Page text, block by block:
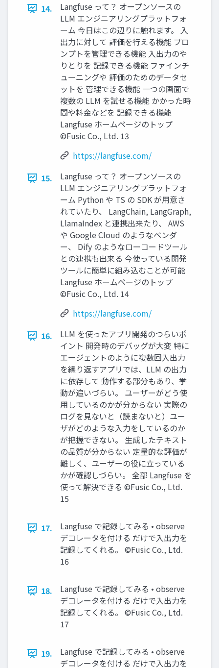
14.
Langfuse って？ オープンソースの
LLM エンジニアリングプラットフォ
ーム 今日はこの辺りに触れます。 入
出力に対して 評価を行える機能 プロ
ンプトを管理できる機能 入出力のや
りとりを 記録できる機能 ファインチ
ューニングや 評価のためのデータセ
ットを 管理できる機能 一つの画面で
複数の LLM を試せる機能 かかった時
間や料金などを 記録できる機能
Langfuse ホームページのトップ
©Fusic Co., Ltd. 13
https://langfuse.com/
15.
Langfuse って？ オープンソースの
LLM エンジニアリングプラットフォ
ーム Python や TS の SDK が用意さ
れていたり、 LangChain, LangGraph,
LlamaIndex と連携出来たり、 AWS
や Google Cloud のようなベンダ
ー、 Dify のようなローコードツール
との連携も出来る 今使っている開発
ツールに簡単に組み込むことが可能
Langfuse ホームページのトップ
©Fusic Co., Ltd. 14
https://langfuse.com/
16.
LLM を使ったアプリ開発のつらいポ
イント 開発時のデバッグが大変 特に
エージェントのように複数回入出力
を繰り返すアプリでは、LLM の出力
に依存して 動作する部分もあり、挙
動が追いづらい。 ユーザーがどう使
用しているのかが分からない 実際の
ログを見ないと（読まないと）ユー
ザがどのような入力をしているのか
が把握できない。 生成したテキスト
の品質が分からない 定量的な評価が
難しく、ユーザーの役に立っている
かが確認しづらい。 全部 Langfuse を
使って解決できる ©Fusic Co., Ltd.
15
17.
Langfuse で記録してみる • observe
デコレータを付ける だけで入出力を
記録してくれる。 ©Fusic Co., Ltd.
16
18.
Langfuse で記録してみる • observe
デコレータを付ける だけで入出力を
記録してくれる。 ©Fusic Co., Ltd.
17
19.
Langfuse で記録してみる • observe
デコレータを付ける だけで入出力を